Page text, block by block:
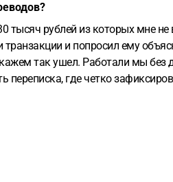
тысяч рублей из которых мне
транзакции и попросил ему
так ушел. Работали мы без
переписка, где четко
долг. Вся оплата была через